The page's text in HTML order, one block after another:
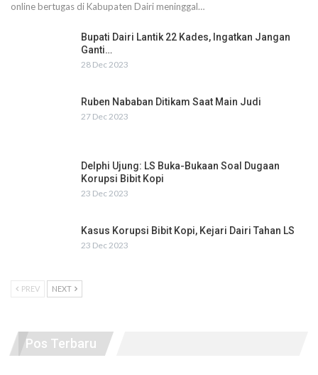
online bertugas di Kabupaten Dairi meninggal…
Bupati Dairi Lantik 22 Kades, Ingatkan Jangan
Ganti…
28 Dec 2023
Ruben Nababan Ditikam Saat Main Judi
27 Dec 2023
Delphi Ujung: LS Buka-Bukaan Soal Dugaan
Korupsi Bibit Kopi
23 Dec 2023
Kasus Korupsi Bibit Kopi, Kejari Dairi Tahan LS
23 Dec 2023
PREV NEXT
Pos Terbaru